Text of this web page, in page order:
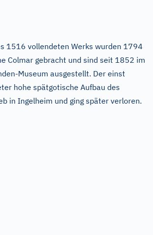
1516 vollendeten Werks wurden 1794
Colmar gebracht und sind seit 1852 im
Museum ausgestellt. Der einst
hohe spätgotische Aufbau des
in Ingelheim und ging später verloren.